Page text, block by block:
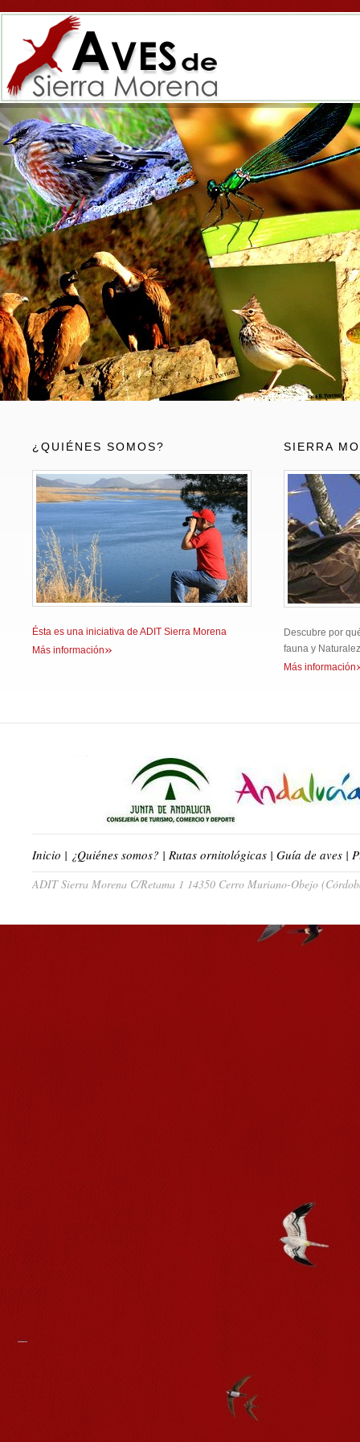
¿QUIÉNES SOMOS?
Ésta es una iniciativa de ADIT Sierra Morena
Más información»
SIERRA
Descubre por
fauna y
Más información
Inicio | ¿Quiénes somos? | Rutas ornitológicas | Guía de aves |
ADIT Sierra Morena C/Retama 1 14350 Cerro Muriano-Obejo